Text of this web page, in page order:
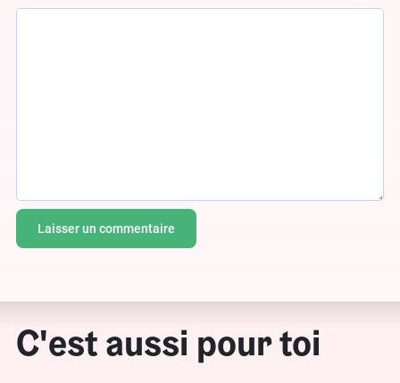
C'est aussi pour toi